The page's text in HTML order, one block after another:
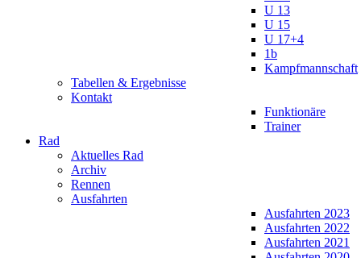
U 13
U 15
U 17+4
1b
Kampfmannschaft
Tabellen & Ergebnisse
Kontakt
Funktionäre
Trainer
Rad
Aktuelles Rad
Archiv
Rennen
Ausfahrten
Ausfahrten 2023
Ausfahrten 2022
Ausfahrten 2021